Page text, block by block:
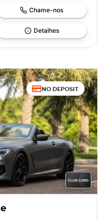
Chame-nos
Detalhes
NO DEPOSIT